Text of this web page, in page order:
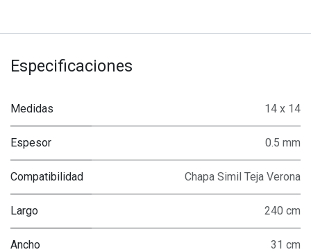
Especificaciones
Medidas 14 x 14
Espesor 0.5 mm
Compatibilidad Chapa Simil Teja Verona
Largo 240 cm
Ancho 31 cm